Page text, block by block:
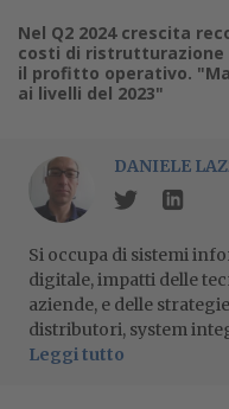
Nel Q2 2024 crescita
costi di ristrutturazione
il profitto operativo.
ai livelli del 2023"
DANIELE
Si occupa di sistemi
digitale, impatti delle
aziende, e delle
distributori, system
Leggi tutto